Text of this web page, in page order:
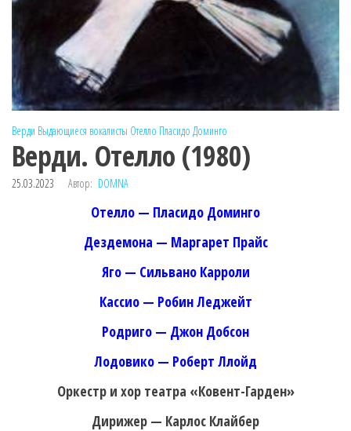
Верди Выдающиеся вокалисты Отелло Пласидо Доминго
Верди. Отелло (1980)
25.03.2023 Автор: DOMNA
Отелло — Пласидо Доминго
Дездемона — Маргарет Прайс
Яго — Сильвано Карроли
Кассио — Робин Леджейт
Родриго — Джон Добсон
Лодовико — Роберт Ллойд
Оркестр и хор театра «Ковент-Гарден»
Дирижер — Карлос Клайбер